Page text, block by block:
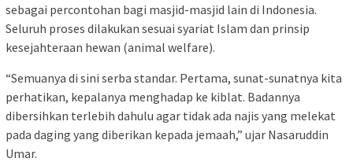
sebagai percontohan bagi masjid-masjid lain di Indonesia.
Seluruh proses dilakukan sesuai syariat Islam dan prinsip
kesejahteraan hewan (animal welfare).
“Semuanya di sini serba standar. Pertama, sunat-sunatnya kita
perhatikan, kepalanya menghadap ke kiblat. Badannya
dibersihkan terlebih dahulu agar tidak ada najis yang melekat
pada daging yang diberikan kepada jemaah,” ujar Nasaruddin
Umar.